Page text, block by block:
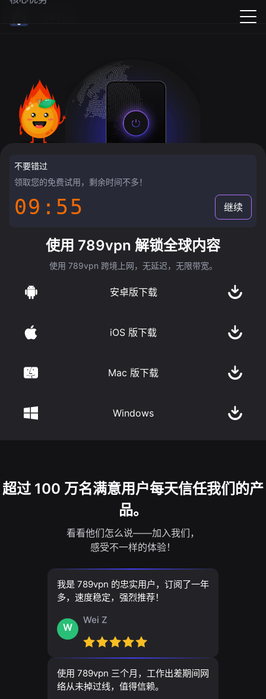
不要错过
领取您的免费试用，剩余时间不多！
09:55 继续
使用 789vpn 解锁全球内容
使用 789vpn 跨境上网，无延迟，无限带宽。
安卓版下载
iOS 版下载
Mac 版下载
Windows
超过 100 万名满意用户每天信任我们的产
品。
看看他们怎么说——加入我们，
感受不一样的体验！
我是 789vpn 的忠实用户，订阅了一年
多，速度稳定，强烈推荐！
W
Wei Z
使用 789vpn 三个月，工作出差期间网
络从未掉过线，值得信赖。